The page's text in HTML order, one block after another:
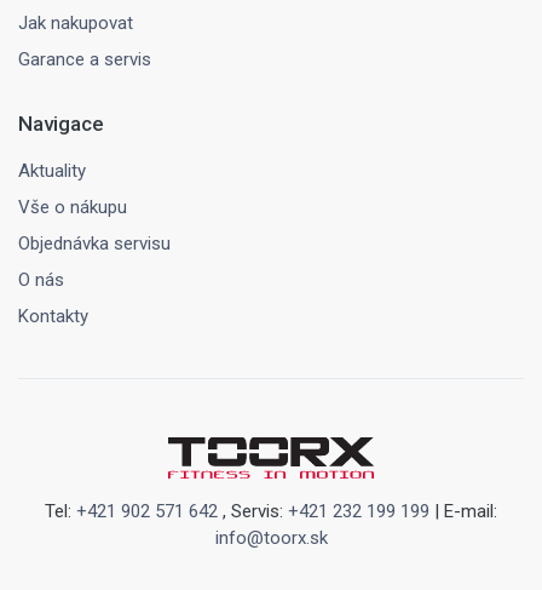
Jak nakupovat
Garance a servis
Navigace
Aktuality
Vše o nákupu
Objednávka servisu
O nás
Kontakty
Tel: +421 902 571 642 , Servis: +421 232 199 199 | E-mail:
info@toorx.sk